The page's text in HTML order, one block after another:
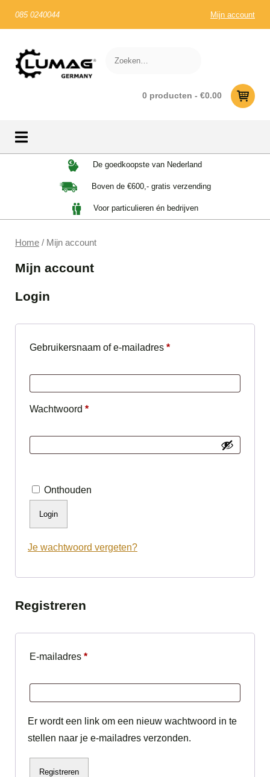
085 0240044 Mijn account
0 producten - €0.00
De goedkoopste van Nederland
Boven de €600,- gratis verzending
Voor particulieren én bedrijven
Home / Mijn account
Mijn account
Login
Gebruikersnaam of e-mailadres *Vereist
Wachtwoord *Vereist
Onthouden
Login
Je wachtwoord vergeten?
Registreren
E-mailadres *Vereist
Er wordt een link om een nieuw wachtwoord in te
stellen naar je e-mailadres verzonden.
Registreren